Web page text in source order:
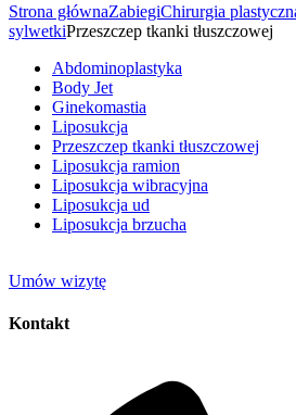
Strona głównaZabiegiChirurgia
sylwetkiPrzeszczep tkanki tłuszczowej
Abdominoplastyka
Body Jet
Ginekomastia
Liposukcja
Przeszczep tkanki tłuszczowej
Liposukcja ramion
Liposukcja wibracyjna
Liposukcja ud
Liposukcja brzucha
Umów wizytę
Kontakt